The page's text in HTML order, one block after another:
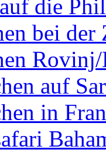
die
bei der
auf
in